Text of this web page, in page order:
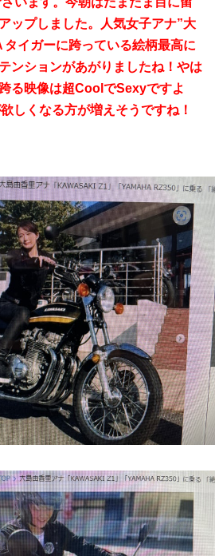
ップしました。人気女子アナ”大
イガーに跨っている絵柄最高に
ンションがあがりましたね！やは
る映像は超CoolでSexyですよ
しくなる方が増えそうですね！